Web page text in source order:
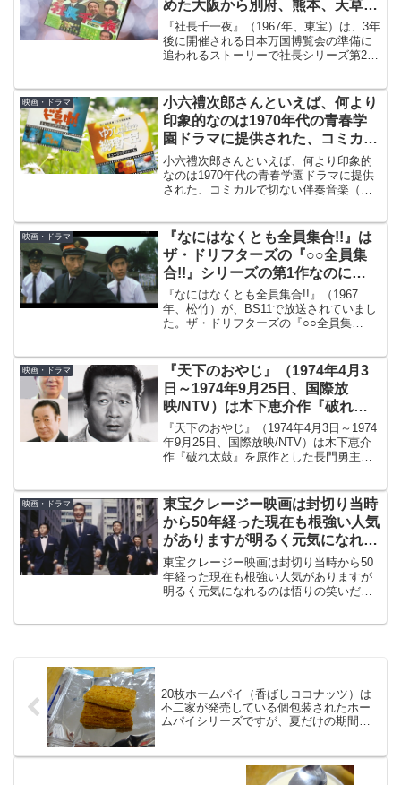
めた大阪から別府、熊本、天草五
橋を移動する大掛かりな観光映画
『社長千一夜』（1967年、東宝）は、3年
後に開催される日本万国博覧会の準備に
追われるストーリーで社長シリーズ第26
秘書役に黒沢年男（現年雄）が抜擢され
ました。
映画・ドラマ
小六禮次郎さんといえば、何より
印象的なのは1970年代の青春学
園ドラマに提供された、コミカル
で切ない伴奏音楽（劇伴）です
小六禮次郎さんといえば、何より印象的
なのは1970年代の青春学園ドラマに提供
された、コミカルで切ない伴奏音楽（劇
そのすばらしさが伝わると思います。
映画・ドラマ
『なにはなくとも全員集合!!』は
ザ・ドリフターズの『○○全員集
合!!』シリーズの第1作なのに
DVD化されていない件
『なにはなくとも全員集合!!』（1967
年、松竹）が、BS11で放送されていまし
た。ザ・ドリフターズの『○○全員集
めマニアにとっては待望のテレビ放送だ
ったののです。
映画・ドラマ
『天下のおやじ』（1974年4月3
日～1974年9月25日、国際放
映/NTV）は木下恵介作『破れ太
鼓』が原作の長門勇主演ドラマ
『天下のおやじ』（1974年4月3日～1974
年9月25日、国際放映/NTV）は木下恵介
作『破れ太鼓』を原作とした長門勇主
よって一代で建設会社を成したブルドー
ザー社長を描いています。
映画・ドラマ
東宝クレージー映画は封切り当時
から50年経った現在も根強い人気
がありますが明るく元気になれる
のは悟りの笑いだった
東宝クレージー映画は封切り当時から50
年経った現在も根強い人気がありますが
明るく元気になれるのは悟りの笑いだっ
20枚ホームパイ（香ばしココナッツ）は
不二家が発売している個包装されたホー
ムパイシリーズですが、夏だけの期間限